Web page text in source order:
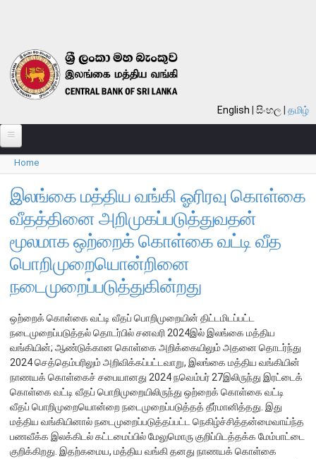
English සිංහල தமிழ்
பற்றி
வங்கி பற்றி
பொது நோக்கு
வங்கியின் வரலாறு
தொலைநோக்கு, பணி, பெறுமானம்
குறிக்கோள்கள்
நிறுவன ரீதியான அமைப்பு
நிறுவனக் கட்டமைப்பு
முதன்மை அலுவலர்கள்
திணைக்களங்கள்
ஆளுகைக் கோவைகளும் கொள்கைகளும்
You are here
Home
இலங்கை மத்திய வங்கி ஓரிரவு கொள்கை
வீதத்தினை அறிமுகப்படுத்துவதன்
மூலமாக ஒற்றைக் கொள்கை வட்டி வீத
பொறிமுறையொன்றினை
நடைமுறைப்படுத்துகின்றது
ஒற்றைக் கொள்கை வட்டி வீதப் பொறிமுறையின் திட்டமிடப்பட்ட
நடைமுறைப்படுத்தல் தொடர்பில் சனவரி 2024இல் இலங்கை மத்திய
வங்கியின்; ஆண்டுக்கான கொள்கை அறிக்கையிலும் அதனை தொடர்ந்து
2024 செத்தெம்பரிலும் அறிவிக்கப்பட்டவாறு, இலங்கை மத்திய வங்கியின்
நாணயக் கொள்கைச் சபையானது 2024 நவெம்பர் 27இலிருந்து இரட்டைக்
கொள்கை வட்டி வீதப் பொறிமுறையிலிருந்து ஒற்றைக் கொள்கை வட்டி
வீதப் பொறிமுறையொன்றை நடைமுறைப்படுத்தத் தீர்மானித்தது. இது
மத்திய வங்கியினால் நடைமுறைப்படுத்தப்பட்ட நெகிழ்ச்சித்தன்மைவாய்ந்த
பணவீக்க இலக்கிடல் கட்டமைப்பில் மேலுமொரு குறிப்பிடத்தக்க மேம்பாட்டை
குறிக்கிறது. இதற்கமைய, மத்திய வங்கி தனது நாணயக் கொள்கை